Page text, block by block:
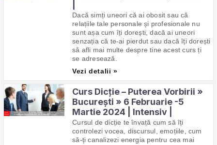
Dacă simți uneori că ai obosit sau că
relațiile tale personale și profesionale nu
sunt așa cum îți dorești, dacă ai uneori
senzația că te-ai pierdut sau dacă îți dorești
să afli mai multe despre tine acest curs ți
se adresează.
Vezi detalii »
Curs Dicție – Puterea Vorbirii »
București » 6 Februarie -5
Martie 2024 | Intensiv |
Cursul de dicție te învață cum să îți
controlezi vocea, discursul, emoțiile, cum
să-ți canalizezi energia pentru cea mai